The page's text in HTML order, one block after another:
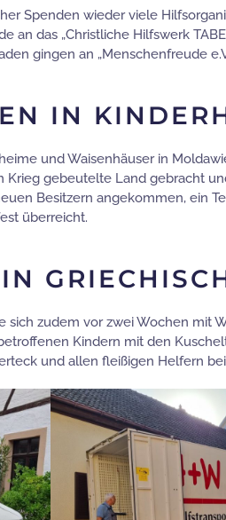
Spenden wieder viele
das „Christliche Hilfswerk
gingen an „Menschenfreude
IN
und Waisenhäuser in
Krieg gebeutelte Land gebracht
Besitzern angekommen, ein
überreicht.
sich zudem vor zwei Wochen
Kindern mit den
und allen fleißigen Helfern